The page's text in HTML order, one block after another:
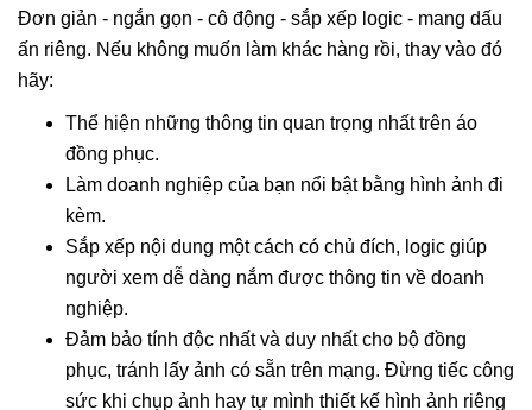
Đơn giản - ngắn gọn - cô động - sắp xếp logic - mang dấu
ấn riêng. Nếu không muốn làm khác hàng rồi, thay vào đó
hãy:
Thể hiện những thông tin quan trọng nhất trên áo
đồng phục.
Làm doanh nghiệp của bạn nổi bật bằng hình ảnh đi
kèm.
Sắp xếp nội dung một cách có chủ đích, logic giúp
người xem dễ dàng nắm được thông tin về doanh
nghiệp.
Đảm bảo tính độc nhất và duy nhất cho bộ đồng
phục, tránh lấy ảnh có sẵn trên mạng. Đừng tiếc công
sức khi chụp ảnh hay tự mình thiết kế hình ảnh riêng